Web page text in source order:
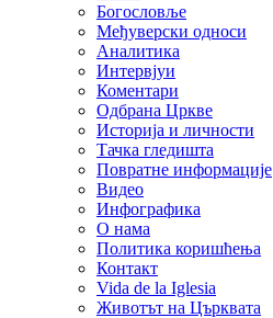
Богословље
Међуверски односи
Аналитика
Интервјуи
Коментари
Одбрана Цркве
Историја и личности
Тачка гледишта
Повратне информације
Видео
Инфографика
О нама
Политика коришћења
Контакт
Vida de la Iglesia
Животът на Църквата